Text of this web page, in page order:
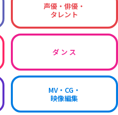
声優・俳優・
タレント
ダ ン ス
MV・CG・
映像編集